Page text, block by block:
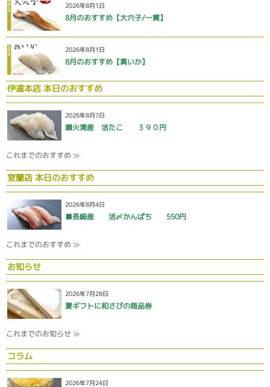
2026年8月1日
8月のおすすめ【大穴子/一貫】
2026年8月1日
8月のおすすめ【真いか】
伊達本店 本日のおすすめ
2026年8月7日
噴火湾産 活たこ ３９０円
これまでのおすすめ ≫
室蘭店 本日のおすすめ
2026年8月4日
■長崎産 活〆かんぱち 550円
これまでのおすすめ ≫
お知らせ
2026年7月28日
夏ギフトに和さびの商品券
これまでのお知らせ ≫
コラム
2026年7月24日